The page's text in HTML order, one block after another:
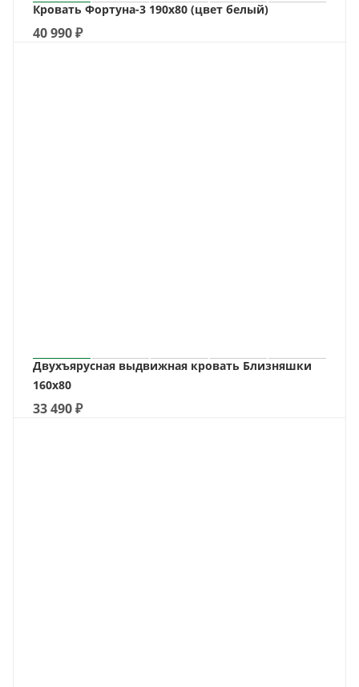
Кровать Фортуна-3 190х80 (цвет белый)
40 990₽
Двухъярусная выдвижная кровать Близняшки
160х80
33 490₽